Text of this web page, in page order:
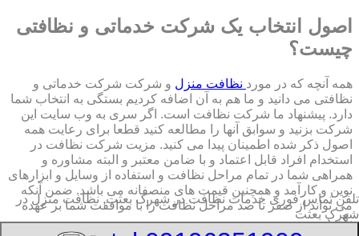
اصول انتخاب یک شرکت خدماتی و نظافتی
چیست؟
همه آنچه که در مورد نظافت منزل و شرکت شرکت خدماتی و
نظافتی می دانید و ما هم به آن اضافه کردیم بستگی به انتخاب شما
دارد. پیشنهاد ما شرکت نظافت است. اگر سری به وب سایت این
شرکت بزنید و سوابق آنها را مطالعه کنید قطعا برای رعایت همه
اصول ذکر شده اطمینان پیدا می کنید. مزیت شرکت نظافت در
استخدام افراد قابل اعتماد و با ضامن معتبر و البته مشاوره و
همراهی شما در تمام مراحل نظافت و استفاده از وسایل و ابزارهای
نوین و کارآمد و همچنین قیمت های منصفانه می باشد. ضمن آنکه
می تواند از صفر تا صد مراحل نظافت را با موافقت شما بر عهده
بگیرد.
تلفن تماس فوریخدمات نظافت در شهرک بعثت, نظافت منزل در
شهرک بعثت